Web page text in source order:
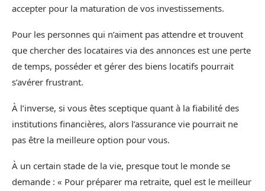
accepter pour la maturation de vos investissements.
Pour les personnes qui n’aiment pas attendre et trouvent
que chercher des locataires via des annonces est une perte
de temps, posséder et gérer des biens locatifs pourrait
s’avérer frustrant.
À l’inverse, si vous êtes sceptique quant à la fiabilité des
institutions financières, alors l’assurance vie pourrait ne
pas être la meilleure option pour vous.
À un certain stade de la vie, presque tout le monde se
demande : « Pour préparer ma retraite, quel est le meilleur